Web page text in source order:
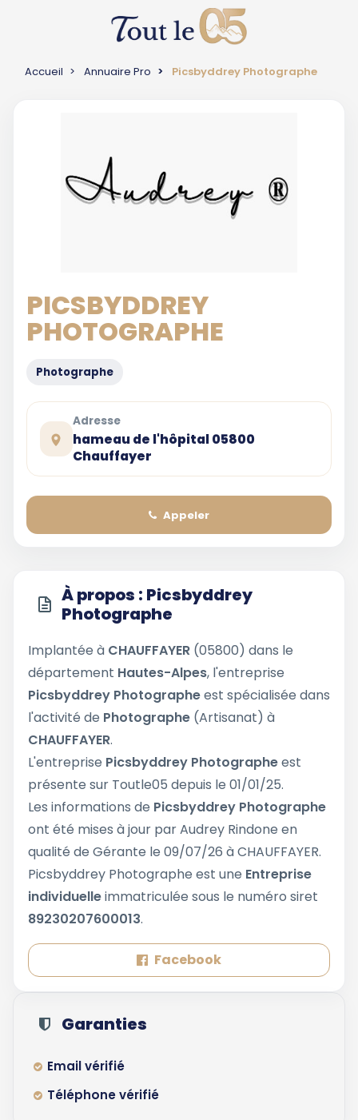
Accueil Annuaire Pro Picsbyddrey Photographe
PICSBYDDREY
PHOTOGRAPHE
Photographe
Adresse
hameau de l'hôpital 05800
Chauffayer
Appeler
À propos : Picsbyddrey
Photographe
Implantée à CHAUFFAYER (05800) dans le
département Hautes-Alpes, l'entreprise
Picsbyddrey Photographeest spécialisée dans
l'activité de Photographe (Artisanat) à
CHAUFFAYER.
L'entreprise Picsbyddrey Photographeest
présente sur Toutle05 depuis le 01/01/25.
Les informations de Picsbyddrey Photographe
ont été mises à jour par Audrey Rindone en
qualité de Gérante le 09/07/26 à CHAUFFAYER.
Picsbyddrey Photographe est une Entreprise
individuelleimmatriculée sous le numéro siret
89230207600013.
Facebook
Garanties
Email vérifié
Téléphone vérifié